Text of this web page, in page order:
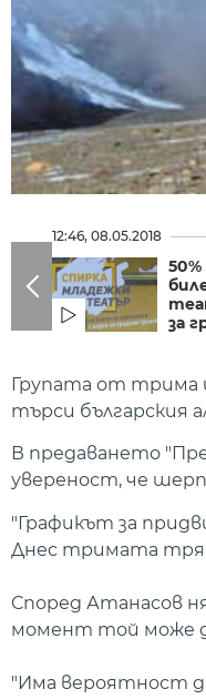
12:46, 08.05.2018
за
Групата от трима
търси българския
В предаването
увереност, че
"Графикът за
Днес тримата
Според Атанасов
момент той може
"Има вероятност